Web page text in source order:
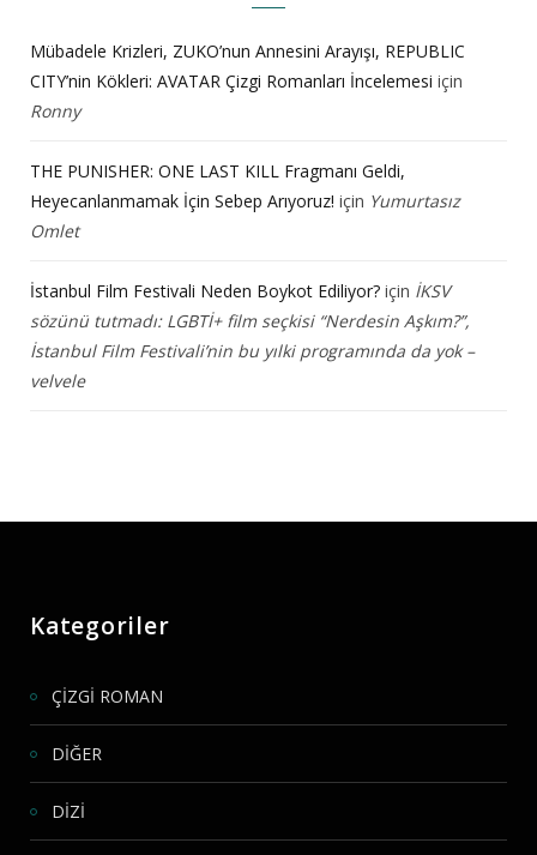
Mübadele Krizleri, ZUKO’nun Annesini Arayışı, REPUBLIC
CITY’nin Kökleri: AVATAR Çizgi Romanları İncelemesi için
Ronny
THE PUNISHER: ONE LAST KILL Fragmanı Geldi,
Heyecanlanmamak İçin Sebep Arıyoruz! için Yumurtasız
Omlet
İstanbul Film Festivali Neden Boykot Ediliyor? için İKSV
sözünü tutmadı: LGBTİ+ film seçkisi “Nerdesin Aşkım?”,
İstanbul Film Festivali’nin bu yılki programında da yok –
velvele
Kategoriler
ÇİZGİ ROMAN
DİĞER
DİZİ